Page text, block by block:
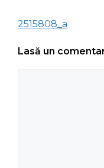
2515808_a
Lasă un